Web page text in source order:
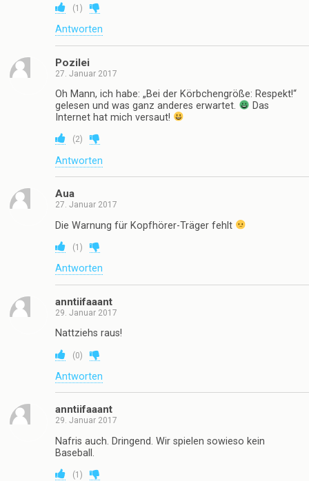
(1 )
Antworten
Pozilei
27. Januar 2017
Oh Mann, ich habe: „Bei der Körbchengröße: Respekt!“
gelesen und was ganz anderes erwartet.
Das
Internet hat mich versaut!
(2)
Antworten
Aua
27. Januar 2017
Die Warnung für Kopfhörer-Träger fehlt
(1 )
Antworten
anntiifaaant
29. Januar 2017
Nattziehs raus!
(0)
Antworten
anntiifaaant
29. Januar 2017
Nafris auch. Dringend. Wir spielen sowieso kein
Baseball.
(1 )